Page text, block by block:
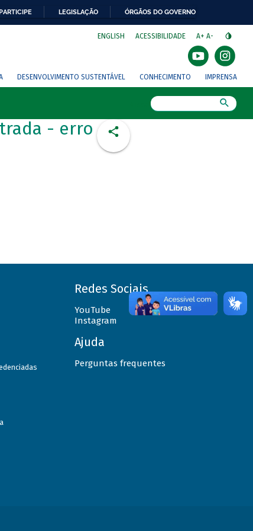
LEGISLAÇÃO ÓRGÃOS DO GOVERNO
ENGLISH ACESSIBILIDADE A+ A-
DESENVOLVIMENTO SUSTENTÁVEL CONHECIMENTO IMPRENSA
- erro
Redes Sociais
YouTube
Instagram
Ajuda
Perguntas frequentes